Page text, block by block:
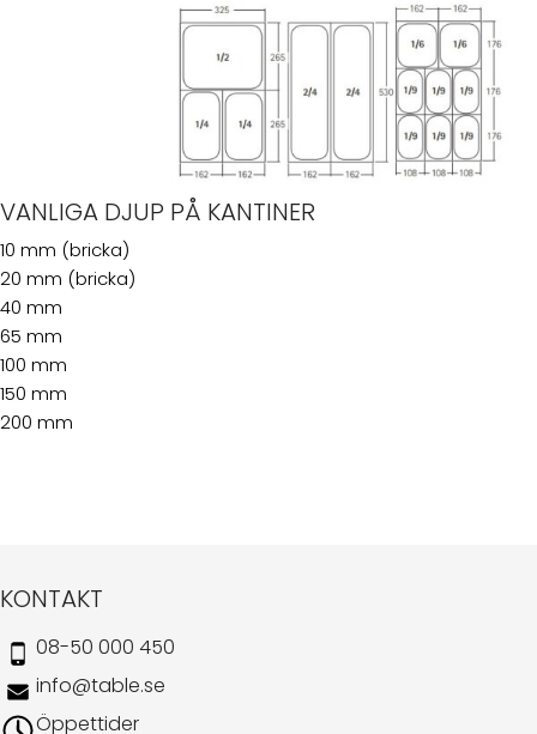
VANLIGA DJUP PÅ KANTINER
10 mm (bricka)
20 mm (bricka)
40 mm
65 mm
100 mm
150 mm
200 mm
KONTAKT
08-50 000 450
info@table.se
Öppettider